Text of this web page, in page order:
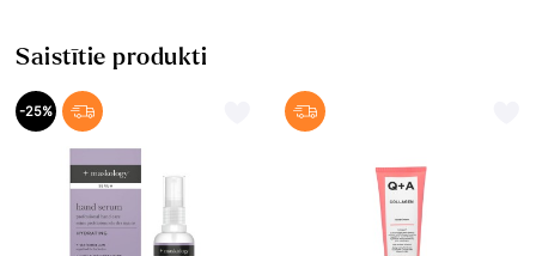
Saistītie produkti
-25%